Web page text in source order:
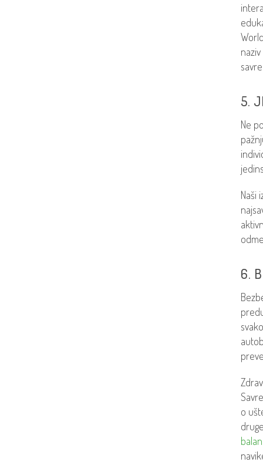
naziv
5.
Ne
Naši
6.
o